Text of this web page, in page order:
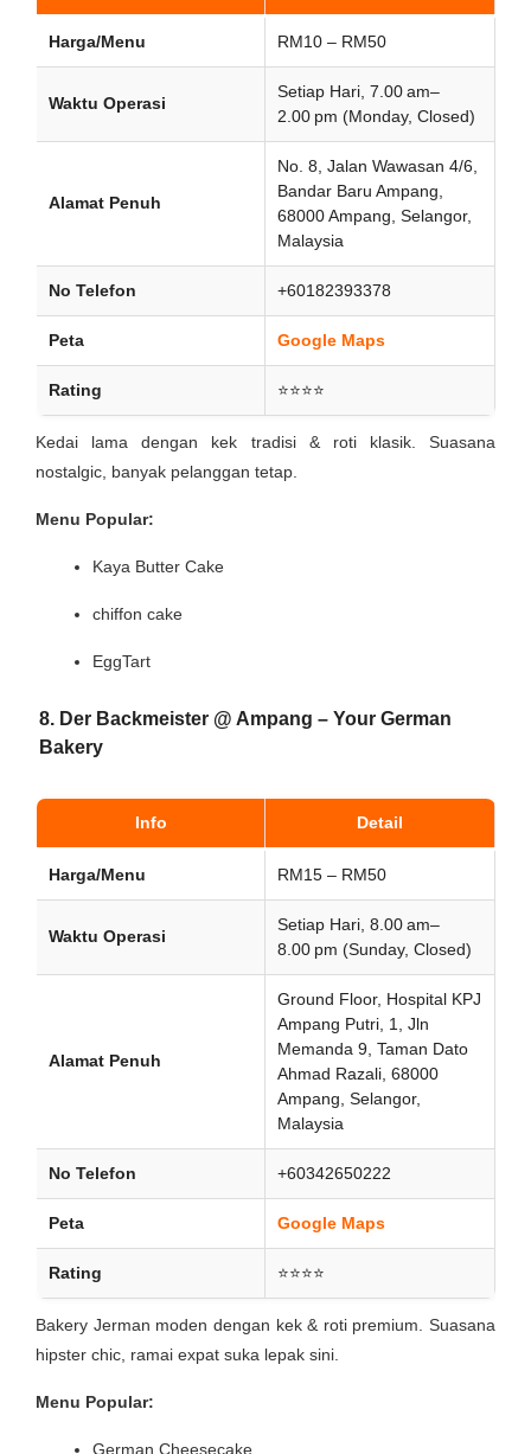
Harga/Menu RM10 – RM50
Waktu Operasi
Setiap Hari, 7.00 am–
2.00 pm (Monday, Closed)
Alamat Penuh
No. 8, Jalan Wawasan 4/6,
Bandar Baru Ampang,
68000 Ampang, Selangor,
Malaysia
No Telefon +60182393378
Peta Google Maps
Rating ⭐⭐⭐⭐
Kedai lama dengan kek tradisi & roti klasik. Suasana
nostalgic, banyak pelanggan tetap.
Menu Popular:
Kaya Butter Cake
chiffon cake
EggTart
8. Der Backmeister @ Ampang – Your German
Bakery
Info Detail
Harga/Menu RM15 – RM50
Waktu Operasi
Setiap Hari, 8.00 am–
8.00 pm (Sunday, Closed)
Alamat Penuh
Ground Floor, Hospital KPJ
Ampang Putri, 1, Jln
Memanda 9, Taman Dato
Ahmad Razali, 68000
Ampang, Selangor,
Malaysia
No Telefon +60342650222
Peta Google Maps
Rating ⭐⭐⭐⭐
Bakery Jerman moden dengan kek & roti premium. Suasana
hipster chic, ramai expat suka lepak sini.
Menu Popular:
German Cheesecake